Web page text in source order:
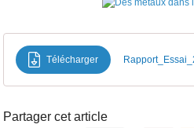
Télécharger
Partager cet article